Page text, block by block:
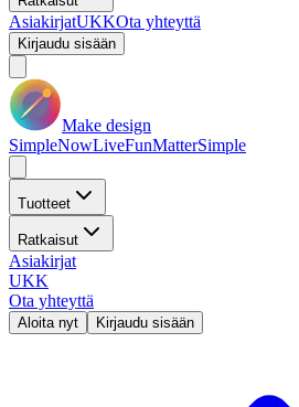
AsiakirjatUKKOta yhteyttä
Kirjaudu sisään
Make design
SimpleNowLiveFunMatterSimple
Tuotteet
Ratkaisut
Asiakirjat
UKK
Ota yhteyttä
Aloita nyt Kirjaudu sisään